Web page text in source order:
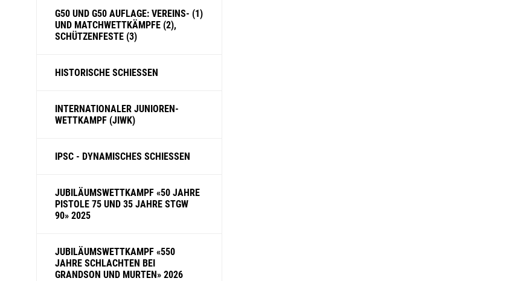
G50 UND G50 AUFLAGE: VEREINS- (1)
UND MATCHWETTKÄMPFE (2),
SCHÜTZENFESTE (3)
HISTORISCHE SCHIESSEN
INTERNATIONALER JUNIOREN-
WETTKAMPF (JIWK)
IPSC - DYNAMISCHES SCHIESSEN
JUBILÄUMSWETTKAMPF «50 JAHRE
PISTOLE 75 UND 35 JAHRE STGW
90» 2025
JUBILÄUMSWETTKAMPF «550
JAHRE SCHLACHTEN BEI
GRANDSON UND MURTEN» 2026